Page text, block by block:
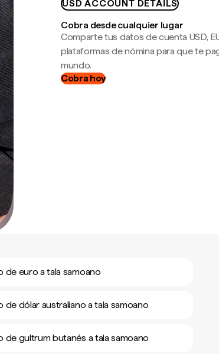
USD ACCOUNT DETAILS
Cobra desde cualquier lugar
Comparte tus datos de cuenta USD,
plataformas de nómina para que te
mundo.
Cobra hoy
de euro a tala samoano
de dólar australiano a tala samoano
de gultrum butanés a tala samoano